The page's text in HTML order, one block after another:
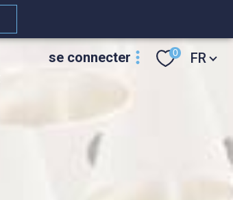
se connecter 0 Langue
FR